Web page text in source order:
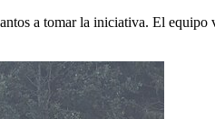
a tomar la iniciativa. El equipo